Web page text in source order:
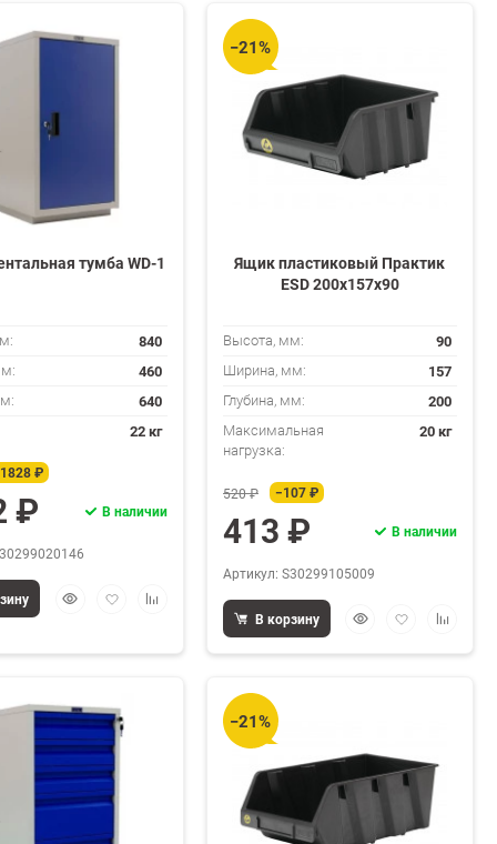
90
тумба WD-1
840
460
640
22 кг
₽
₽ В наличии
БыстрыйДобавитьДобавить
−21%
Ящик пластиковый Практик
ESD 200x157x90
Высота, мм: 90
Ширина, мм: 157
Глубина, мм: 200
Максимальная
нагрузка:
20 кг
520 ₽ −107 ₽
413 ₽ В наличии
Артикул: S30299105009
БыстрыйДобавить
избранное
В корзину
−21%